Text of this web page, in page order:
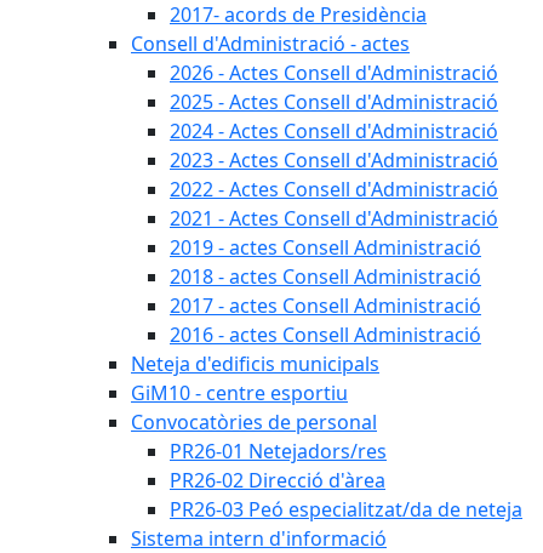
2017- acords de Presidència
Consell d'Administració - actes
2026 - Actes Consell d'Administració
2025 - Actes Consell d'Administració
2024 - Actes Consell d'Administració
2023 - Actes Consell d'Administració
2022 - Actes Consell d'Administració
2021 - Actes Consell d'Administració
2019 - actes Consell Administració
2018 - actes Consell Administració
2017 - actes Consell Administració
2016 - actes Consell Administració
Neteja d'edificis municipals
GiM10 - centre esportiu
Convocatòries de personal
PR26-01 Netejadors/res
PR26-02 Direcció d'àrea
PR26-03 Peó especialitzat/da de neteja
Sistema intern d'informació